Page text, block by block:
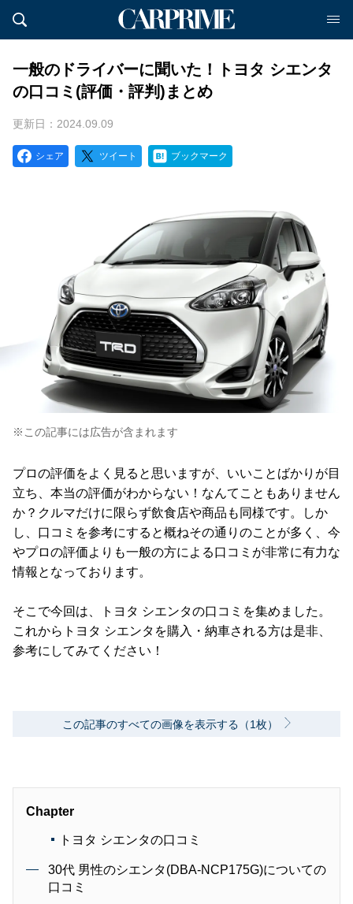
一般のドライバーに聞いた！トヨタ シエンタ
の口コミ(評価・評判)まとめ
更新日：2024.09.09
シェア ツイート ブックマーク
※この記事には広告が含まれます
プロの評価をよく見ると思いますが、いいことばかりが目
立ち、本当の評価がわからない！なんてこともありません
か？クルマだけに限らず飲食店や商品も同様です。しか
し、口コミを参考にすると概ねその通りのことが多く、今
やプロの評価よりも一般の方による口コミが非常に有力な
情報となっております。
そこで今回は、トヨタ シエンタの口コミを集めました。
これからトヨタ シエンタを購入・納車される方は是非、
参考にしてみてください！
この記事のすべての画像を表示する（1枚）
Chapter
トヨタ シエンタの口コミ
30代 男性のシエンタ(DBA-NCP175G)についての
口コミ